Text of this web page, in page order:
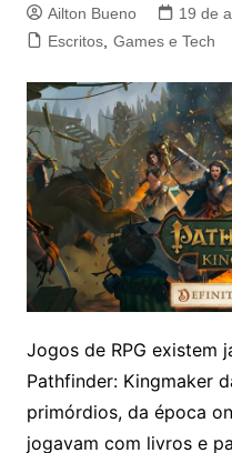
Ailton Bueno
19 de
Escritos, Games e Tech
Jogos de RPG existem
Pathfinder: Kingmaker
primórdios, da época
jogavam com livros e